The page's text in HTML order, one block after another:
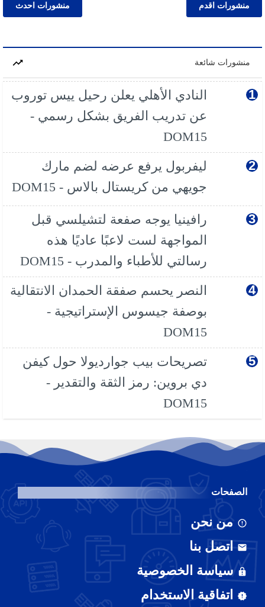
منشورات احدث منشورات اقدم
منشورات شائعة
النادي الأهلي يعلن رحيل ييس توروب
عن تدريب الفريق بشكل رسمي -
DOM15
ليفربول يرفع عرضه لضم مارك
جويهي من كريستال بالاس - DOM15
رافينيا يوجه صفعة لتشيلسي قبل
المواجهة لست لاعبًا عاديًا هذه
رسالتي للأطباء والمدرب - DOM15
النصر يحسم صفقة الحمدان الانتقالية
بوصفة جيسوس الإستراتيجية -
DOM15
تصريحات بيب جوارديولا حول كيفن
دي بروين: رمز الثقة والتقدير -
DOM15
الصفحات
من نحن
اتصل بنا
سياسة الخصوصية
اتفاقية الاستخدام